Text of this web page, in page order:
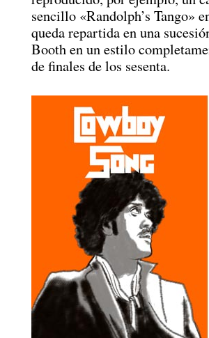
sencillo «Randolph’s Tango»
queda repartida en una
Booth en un estilo
de finales de los sesenta.